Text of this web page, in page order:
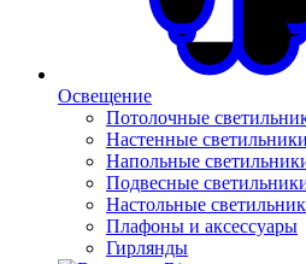
Освещение
Потолочные
Настенные светильники
Напольные
Подвесные
Настольные
Плафоны и аксессуары
Гирлянды